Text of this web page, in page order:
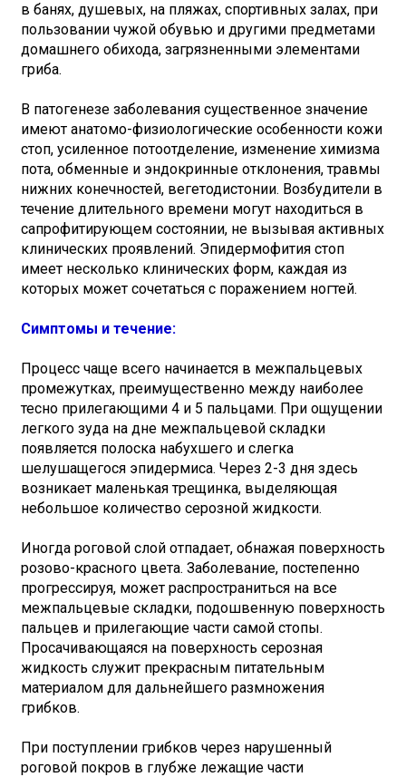
в банях, душевых, на пляжах, спортивных залах, при
пользовании чужой обувью и другими предметами
домашнего обихода, загрязненными элементами
гриба.
В патогенезе заболевания существенное значение
имеют анатомо-физиологические особенности кожи
стоп, усиленное потоотделение, изменение химизма
пота, обменные и эндокринные отклонения, травмы
нижних конечностей, вегетодистонии. Возбудители в
течение длительного времени могут находиться в
сапрофитирующем состоянии, не вызывая активных
клинических проявлений. Эпидермофития стоп
имеет несколько клинических форм, каждая из
которых может сочетаться с поражением ногтей.
Симптомы и течение:
Процесс чаще всего начинается в межпальцевых
промежутках, преимущественно между наиболее
тесно прилегающими 4 и 5 пальцами. При ощущении
легкого зуда на дне межпальцевой складки
появляется полоска набухшего и слегка
шелушащегося эпидермиса. Через 2-3 дня здесь
возникает маленькая трещинка, выделяющая
небольшое количество серозной жидкости.
Иногда роговой слой отпадает, обнажая поверхность
розово-красного цвета. Заболевание, постепенно
прогрессируя, может распространиться на все
межпальцевые складки, подошвенную поверхность
пальцев и прилегающие части самой стопы.
Просачивающаяся на поверхность серозная
жидкость служит прекрасным питательным
материалом для дальнейшего размножения
грибков.
При поступлении грибков через нарушенный
роговой покров в глубже лежащие части